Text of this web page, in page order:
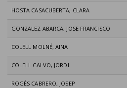
HOSTA CASACUBERTA, CLARA
GONZALEZ ABARCA, JOSE FRANCISCO
COLELL MOLNÉ, AINA
COLELL CALVO, JORDI
ROGÉS CABRERO, JOSEP